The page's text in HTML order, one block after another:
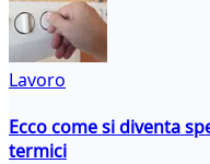
Lavoro
Ecco come si diventa
termici